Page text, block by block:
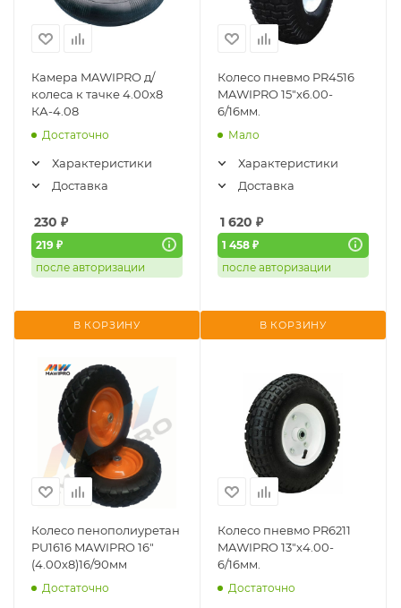
Камера MAWIPRO д/
колеса к тачке 4.00х8
КА-4.08
Достаточно
Характеристики
Доставка
230 ₽
219 ₽
после авторизации
В КОРЗИНУ
Колесо пневмо PR4516
MAWIPRO 15"х6.00-
6/16мм.
Мало
Характеристики
Доставка
1 620 ₽
1 458 ₽
после авторизации
В КОРЗИНУ
Колесо пенополиуретан
PU1616 MAWIPRO 16"
(4.00х8)16/90мм
Достаточно
Колесо пневмо PR6211
MAWIPRO 13"х4.00-
6/16мм.
Достаточно